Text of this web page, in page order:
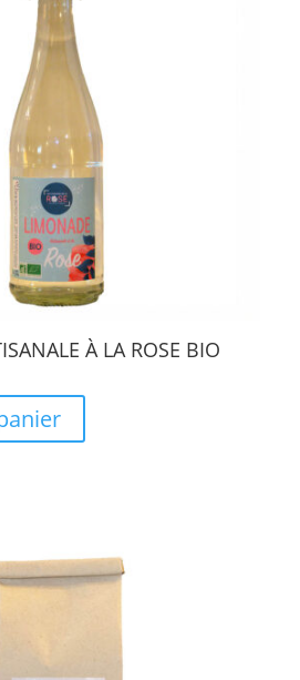
sur
la
page
produit
À LA ROSE BIO